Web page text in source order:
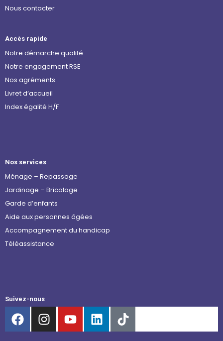
Nous contacter
Accès rapide
Notre démarche qualité
Notre engagement RSE
Nos agréments
Livret d’accueil
Index égalité H/F
Nos services
Ménage – Repassage
Jardinage – Bricolage
Garde d’enfants
Aide aux personnes âgées
Accompagnement du handicap
Téléassistance
Suivez-nous